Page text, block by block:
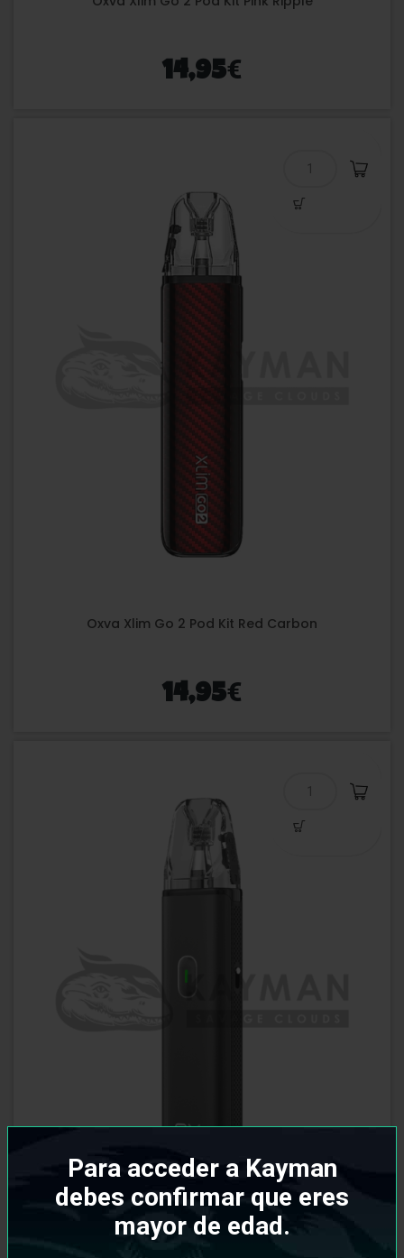
Para acceder a Kayman
debes confirmar que eres
mayor de edad.
14,95€
Oxva Xlim Go 2 Pod Kit Red Carbon
14,95€
Oxva Xlim Go Lite Pod Kit Black